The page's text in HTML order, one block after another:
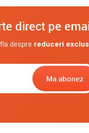
direct pe
despre reduceri